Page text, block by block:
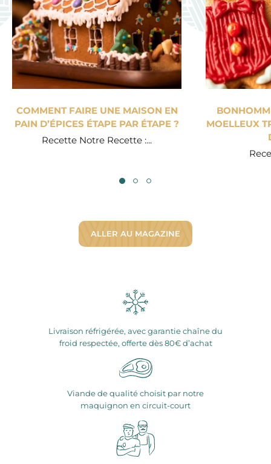
COMMENT FAIRE UNE MAISON EN
PAIN D’ÉPICES ÉTAPE PAR ÉTAPE ?
Recette Notre Recette :...
MOELLEUX
ALLER AU MAGAZINE
Livraison réfrigérée, avec garantie chaîne du
froid respectée, offerte dès 80€ d’achat
Viande de qualité choisit par notre
maquignon en circuit-court